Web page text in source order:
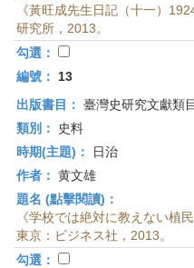
《黃旺成先生日記（十一）
研究所，2013。
勾選：
編號：
13
出版書目： 臺灣史研究文獻類
類別：
史料
時期(主題)：
日治
作者： 黄文雄
題名 (點擊閱讀)：
《学校では絶対に教えない植
東京：ビジネス社，2013。
勾選：